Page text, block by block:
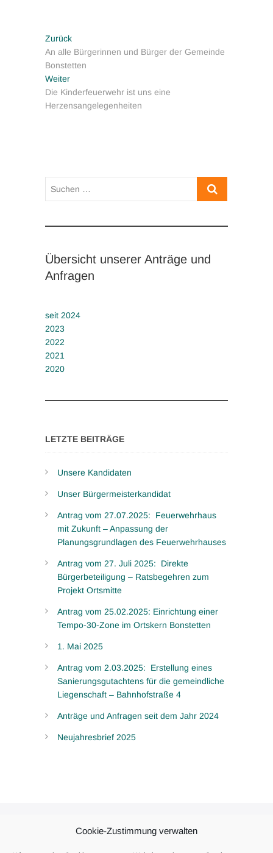
Cookie-Zustimmung verwalten
Beitragsnavigation
ZurückVorheriger
Beitrag:
An alle Bürgerinnen und Bürger der Gemeinde
Bonstetten
WeiterNächster
Beitrag:
Die Kinderfeuerwehr ist uns eine
Herzensangelegenheiten
Suchen
Übersicht unserer Anträge und
Anfragen
seit 2024
2023
2022
2021
2020
LETZTE BEITRÄGE
Unsere Kandidaten
Unser Bürgermeisterkandidat
Antrag vom 27.07.2025: Feuerwehrhaus
mit Zukunft – Anpassung der
Planungsgrundlagen des Feuerwehrhauses
Antrag vom 27. Juli 2025: Direkte
Bürgerbeteiligung – Ratsbegehren zum
Projekt Ortsmitte
Antrag vom 25.02.2025: Einrichtung einer
Tempo-30-Zone im Ortskern Bonstetten
1. Mai 2025
Antrag vom 2.03.2025: Erstellung eines
Sanierungsgutachtens für die gemeindliche
Liegenschaft – Bahnhofstraße 4
Anträge und Anfragen seit dem Jahr 2024
Neujahresbrief 2025
DATENSCHUTZ IMPRESSUM